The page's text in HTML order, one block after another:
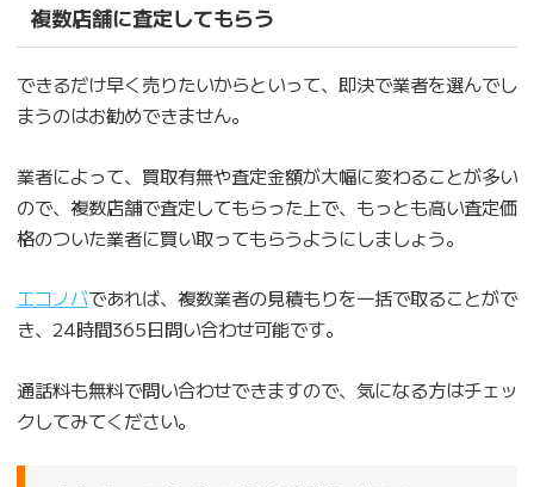
複数店舗に査定してもらう
できるだけ早く売りたいからといって、即決で業者を選んでし
まうのはお勧めできません。
業者によって、買取有無や査定金額が大幅に変わることが多い
ので、複数店舗で査定してもらった上で、もっとも高い査定価
格のついた業者に買い取ってもらうようにしましょう。
エコノバであれば、複数業者の見積もりを一括で取ることがで
き、24時間365日問い合わせ可能です。
通話料も無料で問い合わせできますので、気になる方はチェッ
クしてみてください。